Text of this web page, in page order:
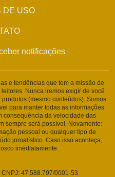
DE USO
notificações
e tendências que tem a missão de
Nunca iremos exigir de você
(mesmo conteúdos). Somos
para manter todas as informações
consequência da velocidade das
sempre será possível. Novamente:
pessoal ou qualquer tipo de
jornalístico. Caso isso aconteça,
imediatamente.
CNPJ: 47.588.797/0001-53